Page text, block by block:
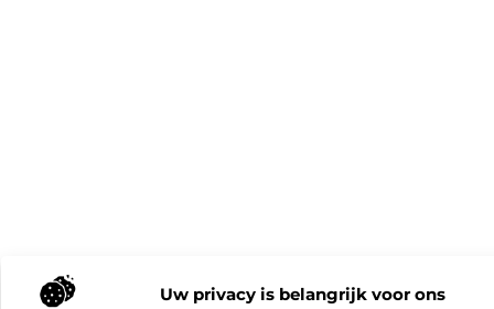
Uw privacy is belangrijk voor ons